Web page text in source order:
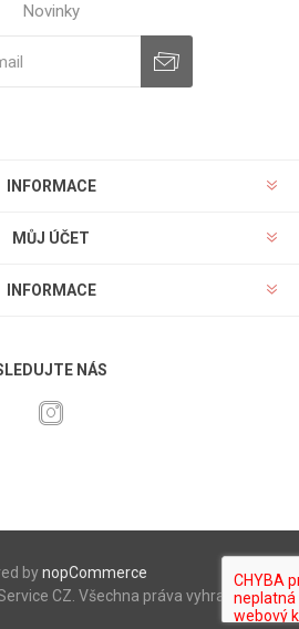
Novinky
INFORMACE
MŮJ ÚČET
INFORMACE
NÁS
bynopCommerce
CZ. Všechna práva vyhrazena.